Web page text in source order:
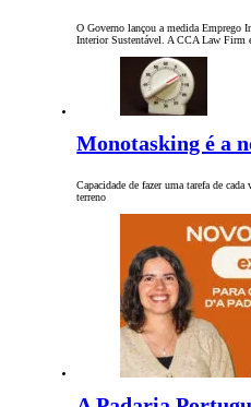
O Governo lançou a medida
Interior Sustentável. A CCA Law Firm
Monotasking é a
Capacidade de fazer uma tarefa de
terreno